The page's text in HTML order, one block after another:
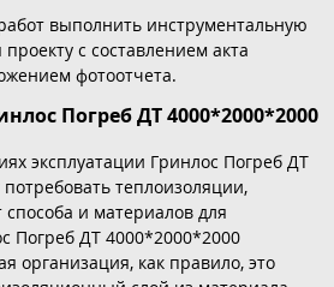
выполнить инструментальную
с составлением акта
фотоотчета.
Погреб ДТ 4000*2000*2000
эксплуатации Гринлос Погреб ДТ
теплоизоляции,
и материалов для
Погреб ДТ 4000*2000*2000
организация, как правило, это